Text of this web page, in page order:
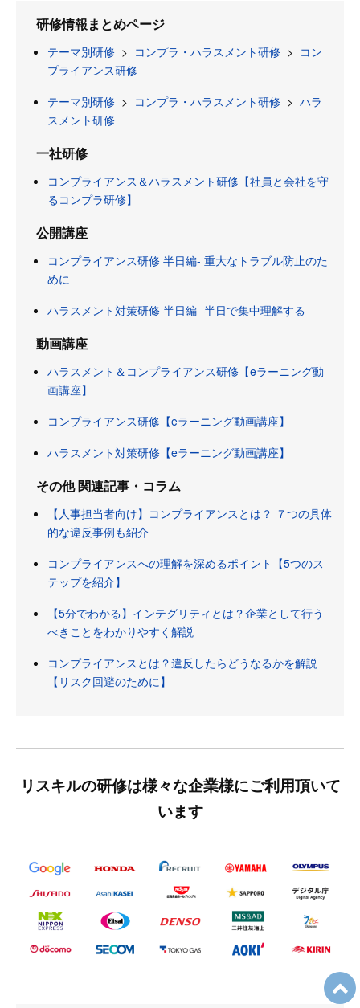
研修情報まとめページ
テーマ別研修 > コンプラ・ハラスメント研修 > コン
プライアンス研修
テーマ別研修 > コンプラ・ハラスメント研修 > ハラ
スメント研修
一社研修
コンプライアンス＆ハラスメント研修【社員と会社を守
るコンプラ研修】
公開講座
コンプライアンス研修 半日編- 重大なトラブル防止のた
めに
ハラスメント対策研修 半日編- 半日で集中理解する
動画講座
ハラスメント＆コンプライアンス研修【eラーニング動
画講座】
コンプライアンス研修【eラーニング動画講座】
ハラスメント対策研修【eラーニング動画講座】
その他 関連記事・コラム
【人事担当者向け】コンプライアンスとは？ ７つの具体
的な違反事例も紹介
コンプライアンスへの理解を深めるポイント【5つのス
テップを紹介】
【5分でわかる】インテグリティとは？企業として行う
べきことをわかりやすく解説
コンプライアンスとは？違反したらどうなるかを解説
【リスク回避のために】
リスキルの研修は様々な企業様にご利用頂いて
います